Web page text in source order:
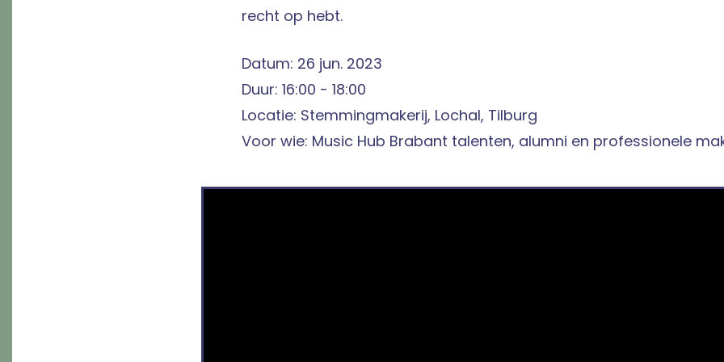
recht op hebt.
Datum: 26 jun. 2023
Duur: 16:00 - 18:00
Locatie: Stemmingmakerij, Lochal, Tilburg
Voor wie: Music Hub Brabant talenten, alumni en professionele